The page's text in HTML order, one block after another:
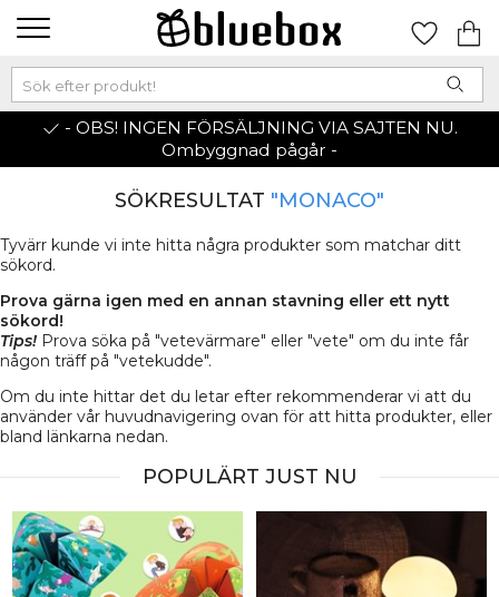
- OBS! INGEN FÖRSÄLJNING VIA SAJTEN NU.
Ombyggnad pågår -
SÖKRESULTAT "MONACO"
Tyvärr kunde vi inte hitta några produkter som matchar ditt
sökord.
Prova gärna igen med en annan stavning eller ett nytt
sökord!
Tips! Prova söka på "vetevärmare" eller "vete" om du inte får
någon träff på "vetekudde".
Om du inte hittar det du letar efter rekommenderar vi att du
använder vår huvudnavigering ovan för att hitta produkter, eller
bland länkarna nedan.
POPULÄRT JUST NU